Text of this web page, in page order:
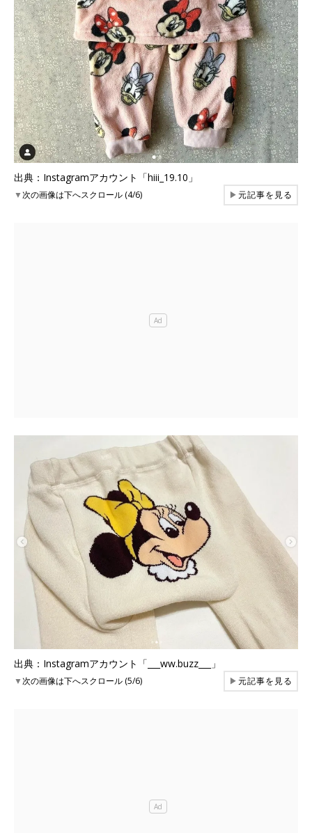
出典：Instagramアカウント「hiii_19.10」
▼次の画像は下へスクロール (4/6) ▶元記事を見る
出典：Instagramアカウント「___ww.buzz___」
▼次の画像は下へスクロール (5/6) ▶元記事を見る